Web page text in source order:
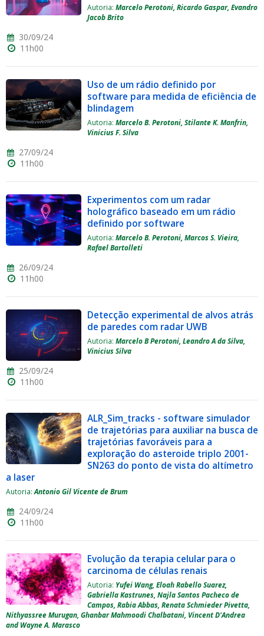
Autoria: Marcelo Perotoni, Ricardo Gaspar, Evandro
Jacob Brito
30/09/24
11h00
Uso de um rádio definido por
software para medida de eficiência de
blindagem
Autoria: Marcelo B. Perotoni, Stilante K. Manfrin,
Vinicius F. Silva
27/09/24
11h00
Experimentos com um radar
holográfico baseado em um rádio
definido por software
Autoria: Marcelo B. Perotoni, Marcos S. Vieira,
Rafael Bartolleti
26/09/24
11h00
Detecção experimental de alvos atrás
de paredes com radar UWB
Autoria: Marcelo B Perotoni, Leandro A da Silva,
Vinicius Silva
25/09/24
11h00
ALR_Sim_tracks - software simulador
de trajetórias para auxiliar na busca de
trajetórias favoráveis para a
exploração do asteroide triplo 2001-
SN263 do ponto de vista do altímetro
a laser
Autoria: Antonio Gil Vicente de Brum
24/09/24
11h00
Evolução da terapia celular para o
carcinoma de células renais
Autoria: Yufei Wang, Eloah Rabello Suarez,
Gabriella Kastrunes, Najla Santos Pacheco de
Campos, Rabia Abbas, Renata Schmieder Pivetta,
Nithyassree Murugan, Ghanbar Mahmoodi Chalbatani, Vincent D'Andrea
and Wayne A. Marasco